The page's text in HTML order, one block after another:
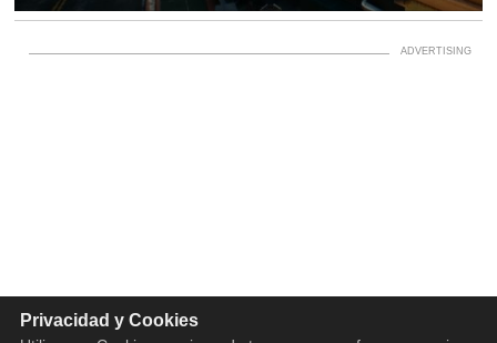
Privacidad y Cookies